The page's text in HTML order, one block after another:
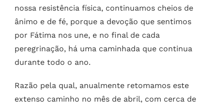
nossa resistência física, continuamos cheios de
ânimo e de fé, porque a devoção que sentimos
por Fátima nos une, e no final de cada
peregrinação, há uma caminhada que continua
durante todo o ano.
Razão pela qual, anualmente retomamos este
extenso caminho no mês de abril, com cerca de